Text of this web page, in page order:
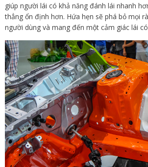
giúp người lái có khả năng đánh lái nhanh
thẳng ổn định hơn. Hứa hẹn sẽ phá bỏ mọi
người dùng và mang đến một cảm giác lái